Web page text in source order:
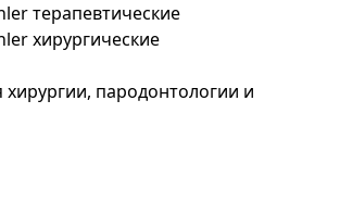
терапевтические
хирургические
пародонтологии и